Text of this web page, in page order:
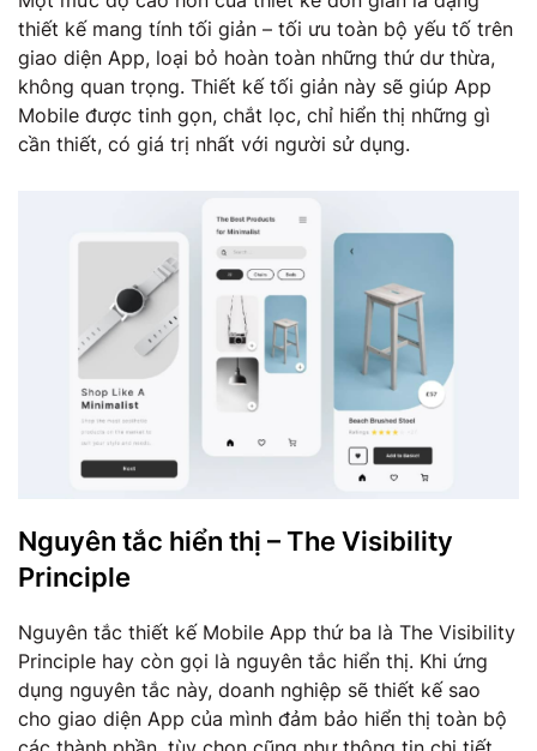
thiết kế mang tính tối giản – tối ưu toàn bộ yếu tố trên
giao diện App, loại bỏ hoàn toàn những thứ dư thừa,
không quan trọng. Thiết kế tối giản này sẽ giúp App
Mobile được tinh gọn, chắt lọc, chỉ hiển thị những gì
cần thiết, có giá trị nhất với người sử dụng.
Nguyên tắc hiển thị – The Visibility
Principle
Nguyên tắc thiết kế Mobile App thứ ba là The Visibility
Principle hay còn gọi là nguyên tắc hiển thị. Khi ứng
dụng nguyên tắc này, doanh nghiệp sẽ thiết kế sao
cho giao diện App của mình đảm bảo hiển thị toàn bộ